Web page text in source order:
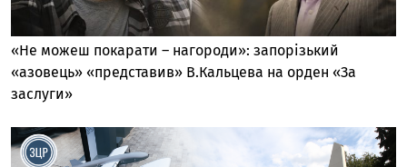
«Не можеш покарати – нагороди»: запорізький
«азовець» «представив» В.Кальцева на орден «За
заслуги»